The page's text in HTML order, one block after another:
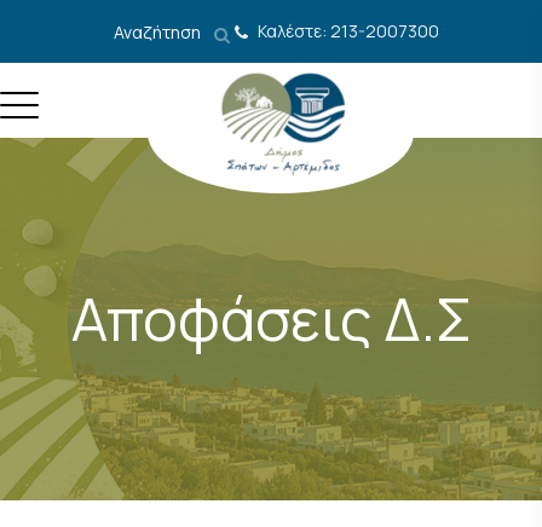
Αναζήτηση Καλέστε: 213-2007300
Αποφάσεις Δ.Σ